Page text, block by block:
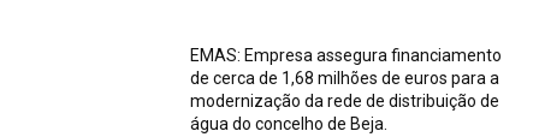
EMAS: Empresa assegura financiamento
de cerca de 1,68 milhões de euros para a
modernização da rede de distribuição de
água do concelho de Beja.